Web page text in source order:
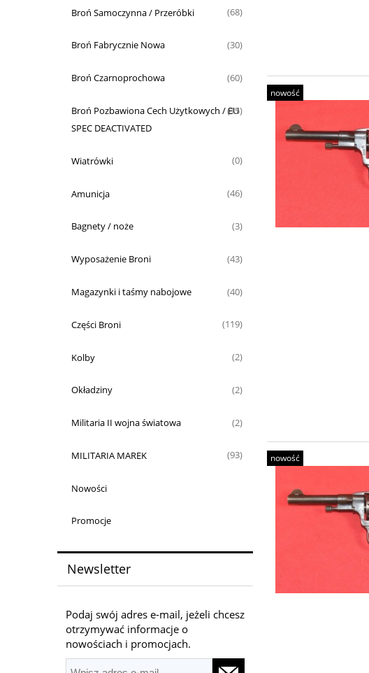
Broń Samoczynna / Przeróbki (68)
Broń Fabrycznie Nowa (30)
Broń Czarnoprochowa (60)
Broń Pozbawiona Cech Użytkowych / EU
SPEC DEACTIVATED
(15)
Wiatrówki (0)
Amunicja (46)
Bagnety / noże (3)
Wyposażenie Broni (43)
Magazynki i taśmy nabojowe (40)
Części Broni (119)
Kolby (2)
Okładziny (2)
Militaria II wojna światowa (2)
MILITARIA MAREK (93)
Nowości
Promocje
Newsletter
Podaj swój adres e-mail, jeżeli chcesz
otrzymywać informacje o
nowościach i promocjach.
nowość
nowość